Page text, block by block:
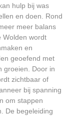
hulp bij was
en doen. Rond
meer balans
Wolden wordt
en
geoefend met
groeien. Door in
zichtbaar of
bij spanning
om stappen
De begeleiding